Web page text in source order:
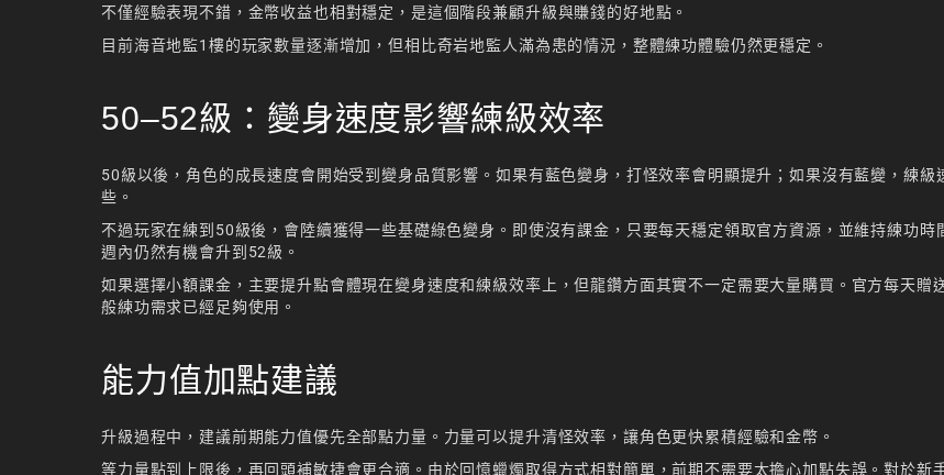
不僅經驗表現不錯，金幣收益也相對穩定，是這個階段兼顧升級與賺錢的好地點。
目前海音地監1樓的玩家數量逐漸增加，但相比奇岩地監人滿為患的情況，整體練功體驗仍然更穩定。
50–52級：變身速度影響練級效率
50級以後，角色的成長速度會開始受到變身品質影響。如果有藍色變身，打怪效率會明顯提升；如果沒有藍變，練級
些。
不過玩家在練到50級後，會陸續獲得一些基礎綠色變身。即使沒有課金，只要每天穩定領取官方資源，並維持練功時
週內仍然有機會升到52級。
如果選擇小額課金，主要提升點會體現在變身速度和練級效率上，但龍鑽方面其實不一定需要大量購買。官方每天贈
般練功需求已經足夠使用。
能力值加點建議
升級過程中，建議前期能力值優先全部點力量。力量可以提升清怪效率，讓角色更快累積經驗和金幣。
等力量點到上限後，再回頭補敏捷會更合適。由於回憶蠟燭取得方式相對簡單，前期不需要太擔心加點失誤。對於新